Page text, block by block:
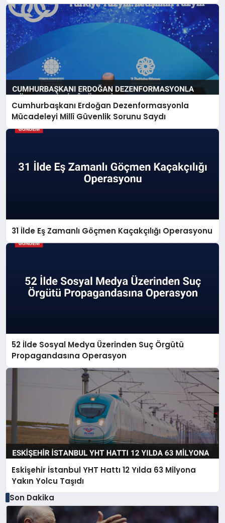
Cumhurbaşkanı Erdoğan Dezenformasyonla
Mücadeleyi Millî Güvenlik Sorunu Saydı
31 İlde Eş Zamanlı Göçmen Kaçakçılığı Operasyonu
52 İlde Sosyal Medya Üzerinden Suç Örgütü
Propagandasına Operasyon
Eskişehir İstanbul YHT Hattı 12 Yılda 63 Milyona
Yakın Yolcu Taşıdı
Son Dakika